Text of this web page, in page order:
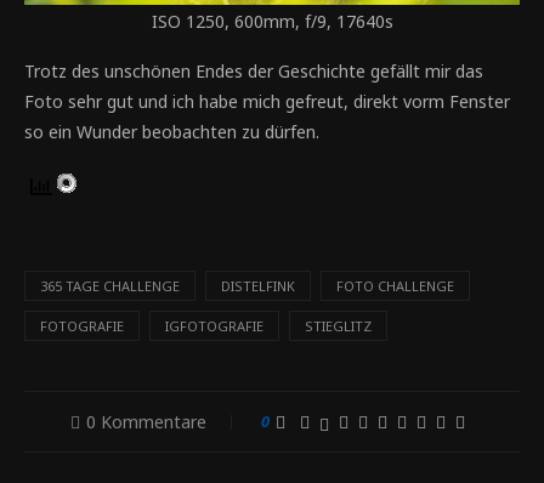
ISO 1250, 600mm, f/9, 17640s
Trotz des unschönen Endes der Geschichte gefällt mir das
Foto sehr gut und ich habe mich gefreut, direkt vorm Fenster
so ein Wunder beobachten zu dürfen.
365 TAGE CHALLENGE DISTELFINK FOTO CHALLENGE
FOTOGRAFIE IGFOTOGRAFIE STIEGLITZ
0 Kommentare 0